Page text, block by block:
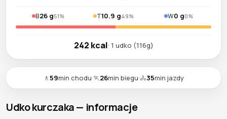
B26 g51% T10.9 g49% W0 g0%
242 kcal· 1 udko (116g)
🚶59min chodu·🏃26min biegu·🚴35min jazdy
Udko kurczaka — informacje